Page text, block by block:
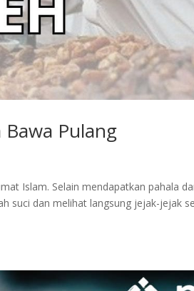
Pulang
Islam. Selain mendapatkan pahala
suci dan melihat langsung jejak-jejak